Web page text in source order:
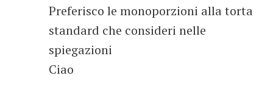
Preferisco le monoporzioni alla torta
standard che consideri nelle
spiegazioni
Ciao